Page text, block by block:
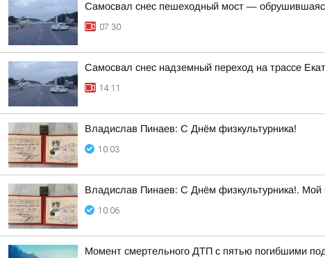
Самосвал снес пешеходный мост —
07:30
Самосвал снес надземный переход на трассе
14:11
Владислав Пинаев: С Днём физкультурника!
10:03
Владислав Пинаев: С Днём физкультурника!.
10:06
Момент смертельного ДТП с пятью погибшими